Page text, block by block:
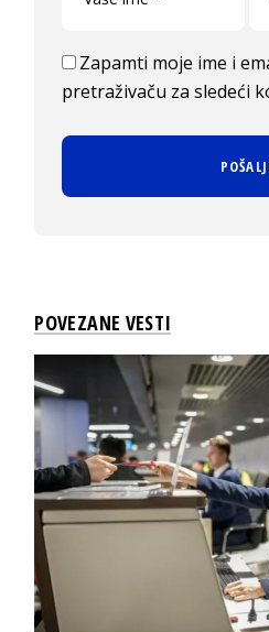
Zapamti moje ime i
pretraživaču za sledeći
POVEZANE VESTI